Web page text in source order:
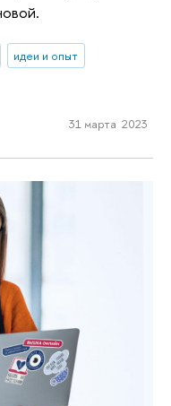
идеи и опыт
31 марта 2023